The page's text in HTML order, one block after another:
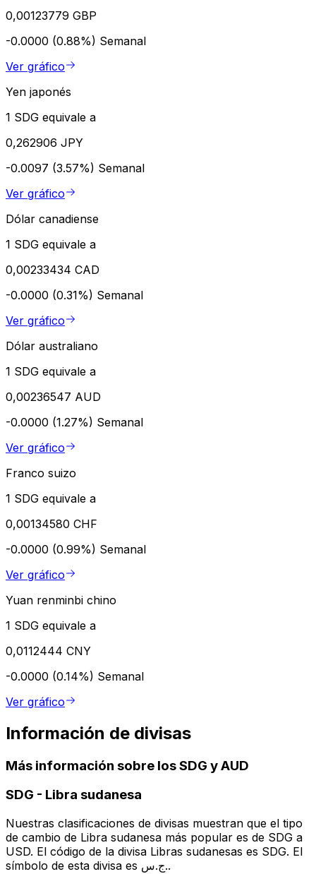
0,00123779 GBP
-0.0000 (0.88%) Semanal
Ver gráfico
Yen japonés
1 SDG equivale a
0,262906 JPY
-0.0097 (3.57%) Semanal
Ver gráfico
Dólar canadiense
1 SDG equivale a
0,00233434 CAD
-0.0000 (0.31%) Semanal
Ver gráfico
Dólar australiano
1 SDG equivale a
0,00236547 AUD
-0.0000 (1.27%) Semanal
Ver gráfico
Franco suizo
1 SDG equivale a
0,00134580 CHF
-0.0000 (0.99%) Semanal
Ver gráfico
Yuan renminbi chino
1 SDG equivale a
0,0112444 CNY
-0.0000 (0.14%) Semanal
Ver gráfico
Información de divisas
Más información sobre los SDG y AUD
SDG - Libra sudanesa
Nuestras clasificaciones de divisas muestran que el tipo
de cambio de Libra sudanesa más popular es de SDG a
USD. El código de la divisa Libras sudanesas es SDG. El
símbolo de esta divisa es ج.س..